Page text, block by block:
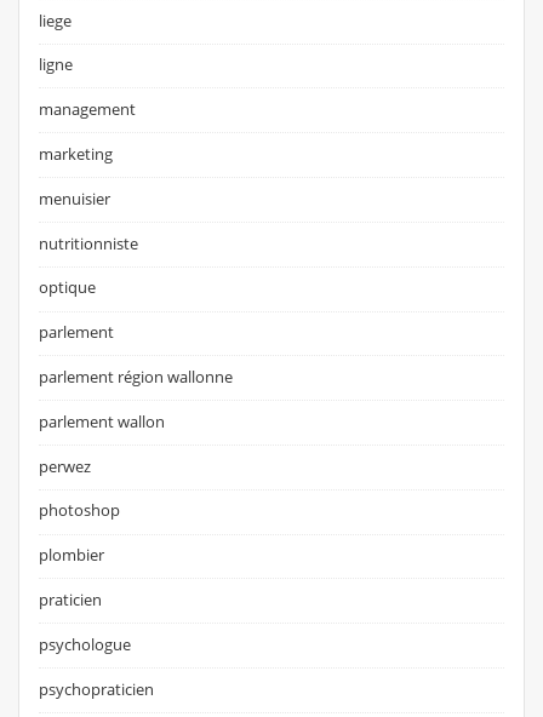
liege
ligne
management
marketing
menuisier
nutritionniste
optique
parlement
parlement région wallonne
parlement wallon
perwez
photoshop
plombier
praticien
psychologue
psychopraticien